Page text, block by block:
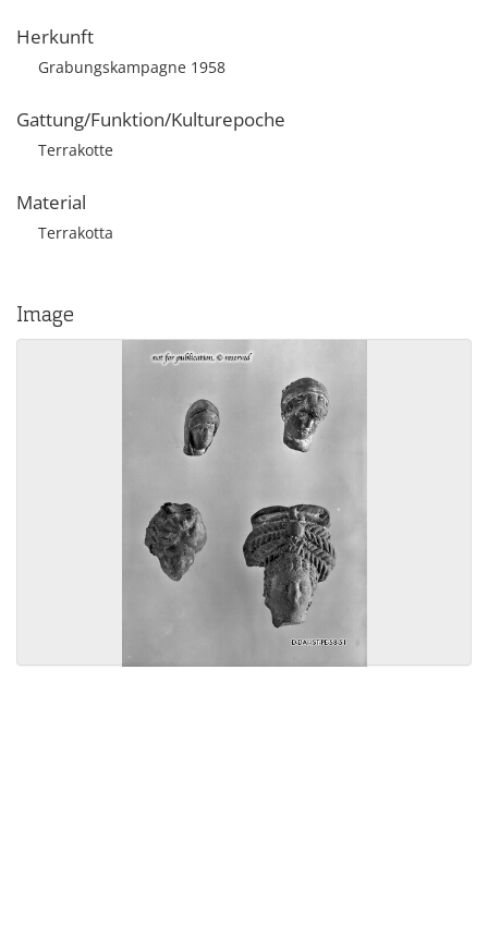
Herkunft
Grabungskampagne 1958
Gattung/Funktion/Kulturepoche
Terrakotte
Material
Terrakotta
Image